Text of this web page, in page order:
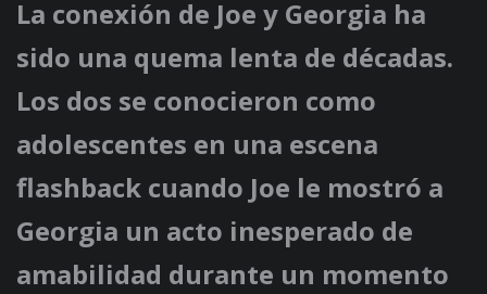
La conexión de Joe y Georgia ha
sido una quema lenta de décadas.
Los dos se conocieron como
adolescentes en una escena
flashback cuando Joe le mostró a
Georgia un acto inesperado de
amabilidad durante un momento